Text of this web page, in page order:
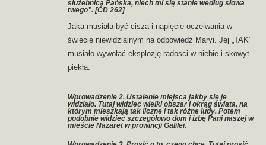
służebnica Pańska, niech mi się stanie według słowa
twego”. [ĆD 262]
Jaka musiała być cisza i napięcie oczeiwania w
świecie niewidzialnym na odpowiedź Maryi. Jej „TAK”
musiało wywołać eksplozję radosci w niebie i skowyt
piekła.
Wprowadzenie 2. Ustalenie miejsca jakby się je
widziało. Tutaj widzieć wielki obszar i okrąg świata, na
którym mieszkają tak liczne i tak różne ludy. Potem
podobnie widzieć szczegółowo dom i izbę Pani naszej w
mieście Nazaret w prowincji Galilei.